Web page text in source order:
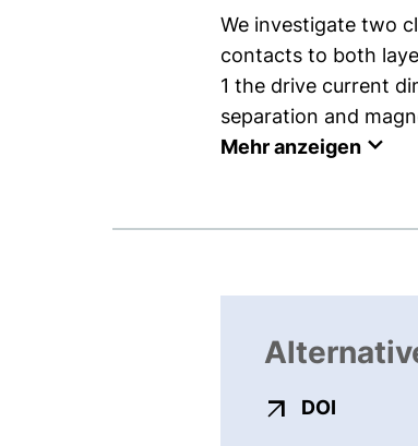
We investigate two
contacts to both
1 the drive current
separation and
Mehr anzeigen
DOI